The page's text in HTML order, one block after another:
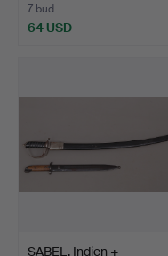
7 bud
64 USD
SABEL, Indien +